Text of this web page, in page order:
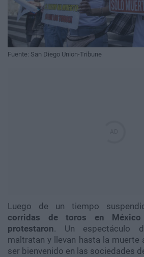
Fuente: San Diego Union-Tribune
Luego de un tiempo
corridas de toros en
protestaron. Un espectáculo
maltratan y llevan hasta la muerte
ser bienvenido en las sociedades